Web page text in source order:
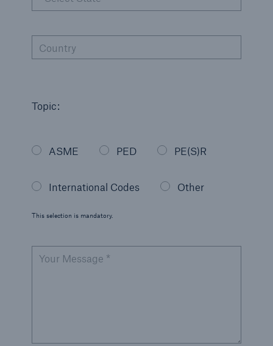
Country
Topic:
ASME PED PE(S)R
International Codes Other
This selection is mandatory.
Your Message *
Services
Arabic - العربية
Chinese
German - Deutsch